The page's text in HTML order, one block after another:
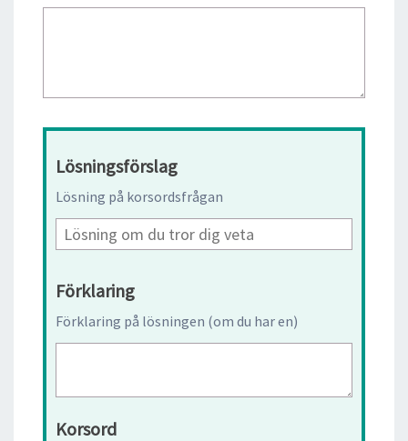
Lösningsförslag
Lösning på korsordsfrågan
Förklaring
Förklaring på lösningen (om du har en)
Korsord